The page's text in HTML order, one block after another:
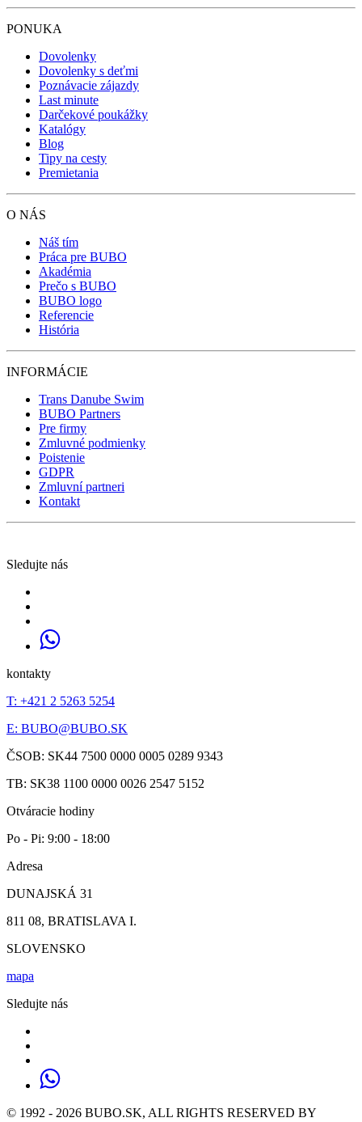
PONUKA
Dovolenky
Dovolenky s deťmi
Poznávacie zájazdy
Last minute
Darčekové poukážky
Katalógy
Blog
Tipy na cesty
Premietania
O NÁS
Náš tím
Práca pre BUBO
Akadémia
Prečo s BUBO
BUBO logo
Referencie
História
INFORMÁCIE
Trans Danube Swim
BUBO Partners
Pre firmy
Zmluvné podmienky
Poistenie
GDPR
Zmluvní partneri
Kontakt
Sledujte nás
kontakty
T: +421 2 5263 5254
E: BUBO@BUBO.SK
ČSOB: SK44 7500 0000 0005 0289 9343
TB: SK38 1100 0000 0026 2547 5152
Otváracie hodiny
Po - Pi: 9:00 - 18:00
Adresa
DUNAJSKÁ 31
811 08, BRATISLAVA I.
SLOVENSKO
mapa
Sledujte nás
© 1992 - 2026 BUBO.SK, ALL RIGHTS RESERVED BY